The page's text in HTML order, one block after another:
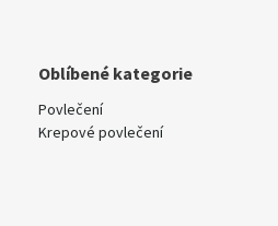
Oblíbené kategorie
Povlečení
Krepové povlečení